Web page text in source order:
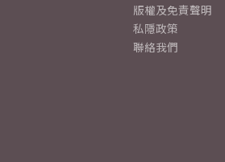
版權及免責聲明
私隱政策
聯絡我們